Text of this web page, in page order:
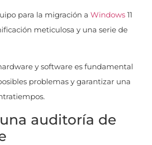
para la migración a Windows 11
meticulosa y una serie de
y software es fundamental
problemas y garantizar una
auditoría de